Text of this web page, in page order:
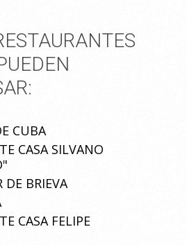
CUBA
CASA SILVANO
DE BRIEVA
CASA FELIPE